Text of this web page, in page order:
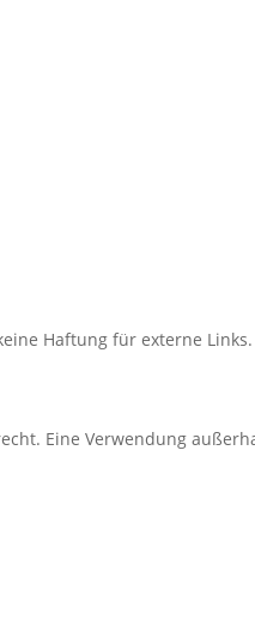
Haftung für externe
Eine Verwendung